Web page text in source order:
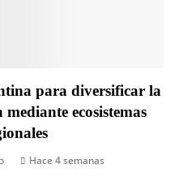
para diversificar la
ecosistemas
Hace 4 semanas